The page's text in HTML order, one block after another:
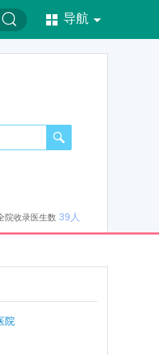
导航
院收录医生数 39人
院